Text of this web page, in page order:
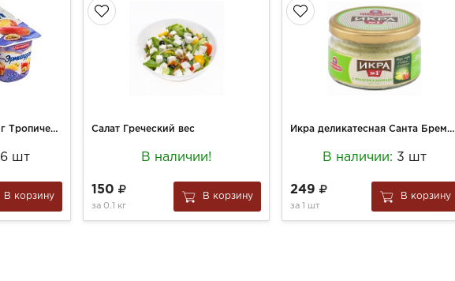
Йогурт Эрмигурт 100г Тропические Фрукты 7,5%
6 шт
В корзину
Салат Греческий вес
В наличии!
150
за 0.1 кг
В корзину
Икра деликатесная Санта Бремор 180г с лососем и авокадо ст/б
В наличии: 3 шт
249
за 1 шт
В корзину